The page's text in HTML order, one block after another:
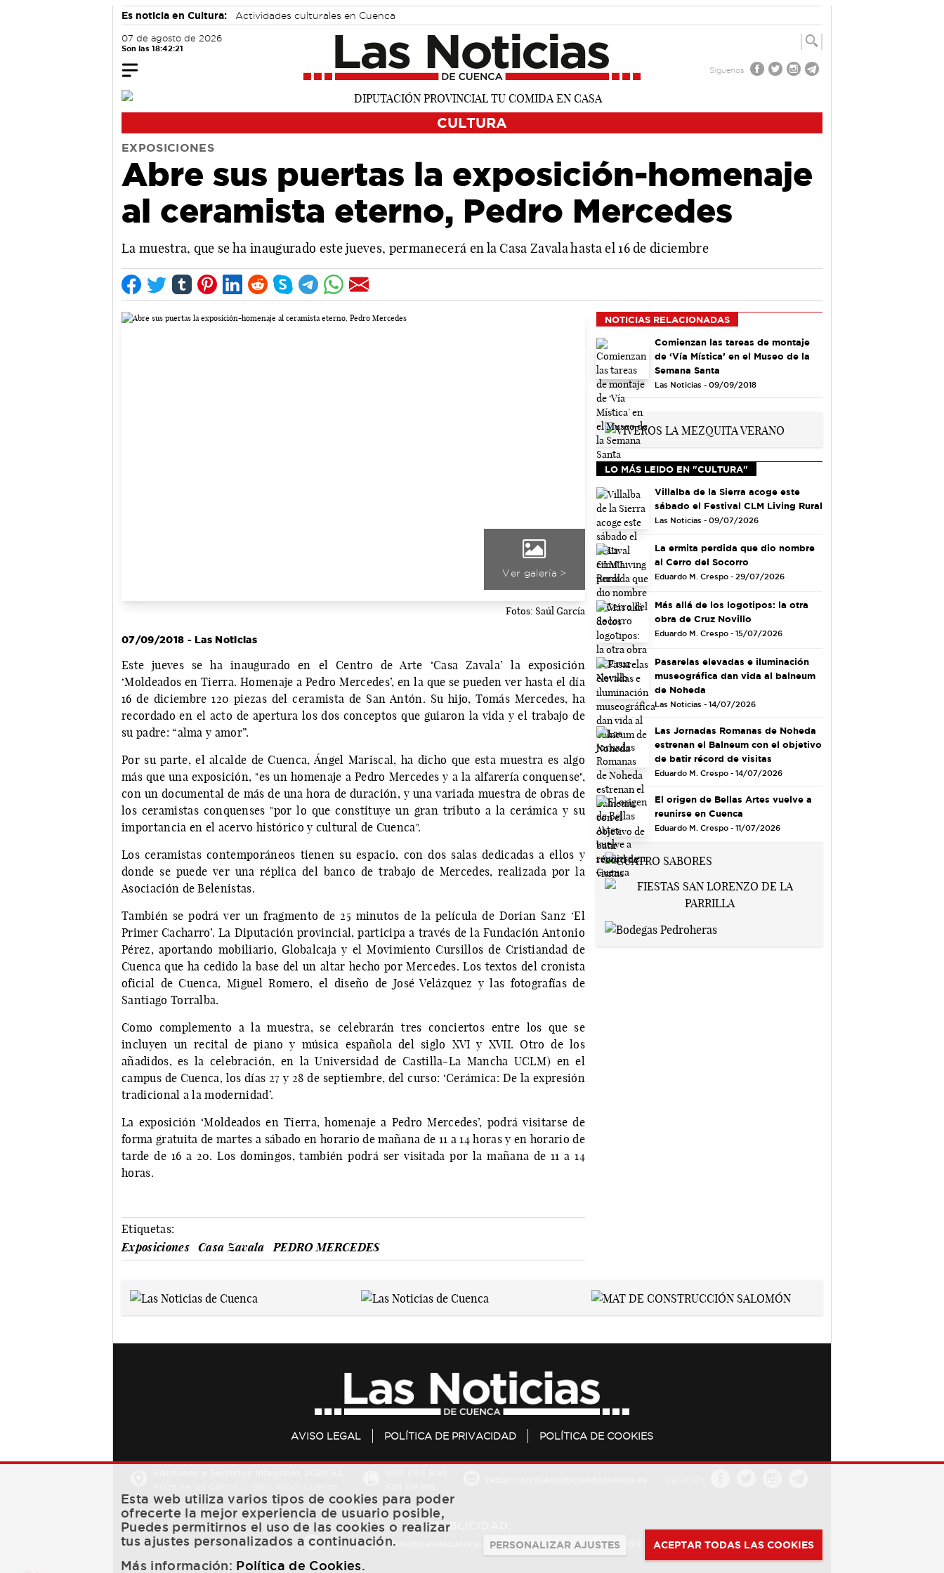
Es noticia en Cultura: Actividades culturales en Cuenca
07 de agosto de 2026
Son las 18:42:22
Síguenos
CULTURA
EXPOSICIONES
Abre sus puertas la exposición-homenaje
al ceramista eterno, Pedro Mercedes
La muestra, que se ha inaugurado este jueves, permanecerá en la Casa Zavala hasta el 16 de diciembre
Ver galería >
Fotos: Saúl García
07/09/2018 - Las Noticias
Este jueves se ha inaugurado en el Centro de Arte ‘Casa Zavala’ la exposición
‘Moldeados en Tierra. Homenaje a Pedro Mercedes’, en la que se pueden ver hasta el día
16 de diciembre 120 piezas del ceramista de San Antón. Su hijo, Tomás Mercedes, ha
recordado en el acto de apertura los dos conceptos que guiaron la vida y el trabajo de
su padre: “alma y amor”.
Por su parte, el alcalde de Cuenca, Ángel Mariscal, ha dicho que esta muestra es algo
más que una exposición, "es un homenaje a Pedro Mercedes y a la alfarería conquense",
con un documental de más de una hora de duración, y una variada muestra de obras de
los ceramistas conquenses "por lo que constituye un gran tributo a la cerámica y su
importancia en el acervo histórico y cultural de Cuenca".
Los ceramistas contemporáneos tienen su espacio, con dos salas dedicadas a ellos y
donde se puede ver una réplica del banco de trabajo de Mercedes, realizada por la
Asociación de Belenistas.
También se podrá ver un fragmento de 25 minutos de la película de Dorian Sanz ‘El
Primer Cacharro’. La Diputación provincial, participa a través de la Fundación Antonio
Pérez, aportando mobiliario, Globalcaja y el Movimiento Cursillos de Cristiandad de
Cuenca que ha cedido la base del un altar hecho por Mercedes. Los textos del cronista
oficial de Cuenca, Miguel Romero, el diseño de José Velázquez y las fotografías de
Santiago Torralba.
Como complemento a la muestra, se celebrarán tres conciertos entre los que se
incluyen un recital de piano y música española del siglo XVI y XVII. Otro de los
añadidos, es la celebración, en la Universidad de Castilla-La Mancha UCLM) en el
campus de Cuenca, los días 27 y 28 de septiembre, del curso: ‘Cerámica: De la expresión
tradicional a la modernidad’.
La exposición ‘Moldeados en Tierra, homenaje a Pedro Mercedes’, podrá visitarse de
forma gratuita de martes a sábado en horario de mañana de 11 a 14 horas y en horario de
tarde de 16 a 20. Los domingos, también podrá ser visitada por la mañana de 11 a 14
horas.
Etiquetas:
Exposiciones
Casa Zavala PEDRO MERCEDES
NOTICIAS RELACIONADAS
Comienzan las tareas de montaje
de ‘Vía Mística’ en el Museo de la
Semana Santa
Las Noticias - 09/09/2018
LO MÁS LEIDO EN "CULTURA"
Villalba de la Sierra acoge este
sábado el Festival CLM Living Rural
Las Noticias - 09/07/2026
La ermita perdida que dio nombre
al Cerro del Socorro
Eduardo M. Crespo - 29/07/2026
Más allá de los logotipos: la otra
obra de Cruz Novillo
Eduardo M. Crespo - 15/07/2026
Pasarelas elevadas e iluminación
museográfica dan vida al balneum
de Noheda
Las Noticias - 14/07/2026
Las Jornadas Romanas de Noheda
estrenan el Balneum con el objetivo
de batir récord de visitas
Eduardo M. Crespo - 14/07/2026
El origen de Bellas Artes vuelve a
reunirse en Cuenca
Eduardo M. Crespo - 11/07/2026
AVISO LEGAL POLÍTICA DE PRIVACIDAD POLÍTICA DE COOKIES
PUBLICIDAD:
publicidad@lasnoticiasdecuenca.es 684 126 573 / 670 726 392
Esta web utiliza varios tipos de cookies para poder
ofrecerte la mejor experiencia de usuario posible,
Puedes permitirnos el uso de las cookies o realizar
tus ajustes personalizados a continuación.
Más información: Política de Cookies.
PERSONALIZAR AJUSTES ACEPTAR TODAS LAS COOKIES